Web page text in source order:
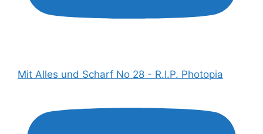
Mit Alles und Scharf No 28 - R.I.P. Photopia